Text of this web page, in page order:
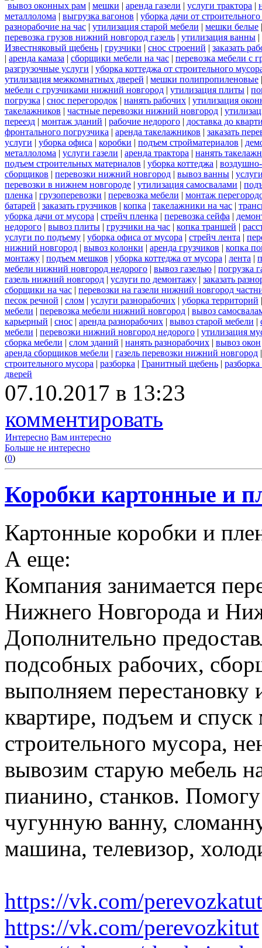
вывоз оконных рам | мешки | аренда газели | услуги трактора |
металлолома | выгрузка вагонов | уборка дачи от
разнорабочие на час | утилизация старой мебели | мешки белые
перевозка грузов нижний новгород газель | утилизация ванны |
Известняковый щебень | грузчики | снос строений | заказать
| аренда камаза | сборщики мебели на час | перевозка мебели с
разгрузочные услуги | уборка коттеджа от строительного
утилизация межкомнатных дверей | мешки полипропиленовые
мебели с грузчиками нижний новгород | утилизация плиты |
погрузка | снос перегородок | нанять рабочих | утилизация
такелажников | частные перевозки нижний новгород |
переезд | монтаж зданий | рабочие недорого | доставка до
фронтального погрузчика | аренда такелажников | заказать
услуги | уборка офиса | коробки | подъем стройматериалов |
металлолома | услуги газели | аренда трактора | нанять
подъем строительных материалов | уборка коттеджа |
сборщиков | перевозки нижний новгород | вывоз ванны |
перевозки в нижнем новгороде | утилизация самосвалами |
пленка | грузоперевозки | перевозка мебели | монтаж
батарей | заказать грузчиков | копка | такелажники на час |
уборка дачи от мусора | стрейч пленка | перевозка сейфа |
недорого | вывоз плиты | грузчики на час | копка траншей |
услуги по подъему | уборка офиса от мусора | стрейч лента |
нижний новгород | вывоз колонки | аренда грузчиков | копка
монтажу | подъем мешков | уборка коттеджа от мусора | лента |
мебели нижний новгород недорого | вывоз газелью | погрузка
газель нижний новгород | услуги по демонтажу | заказать
сборщики на час | перевозки на газели нижний новгород
песок речной | слом | услуги разнорабочих | уборка территорий
мебели | перевозка мебели нижний новгород | вывоз
карьерный | снос | аренда разнорабочих | вывоз старой мебели |
мебели | перевозки нижний новгород недорого | утилизация
сборка мебели | слом зданий | нанять разнорабочих | вывоз окон
аренда сборщиков мебели | газель перевозки нижний новгород
строительного мусора | разборка | Гранитный щебень |
дверей
07.10.2017 в 13:23
комментировать
Интересно Вам интересно
Больше не интересно
(0)
Коробки картонные и
Картонные коробки и
А еще:
Компания занимается
Нижнего Новгорода и
Дополнительно
подсобных рабочих,
выполняем перестановку
квартире, подъем и спуск
строительного мусора,
вывозим старую мебель
пианино, станков.
чугунную ванну,
машина, телевизор,
https://vk.com/perevozkatut
https://vk.com/perevozkitut